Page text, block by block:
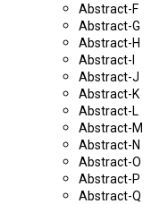
Abstract-F
Abstract-G
Abstract-H
Abstract-I
Abstract-J
Abstract-K
Abstract-L
Abstract-M
Abstract-N
Abstract-O
Abstract-P
Abstract-Q